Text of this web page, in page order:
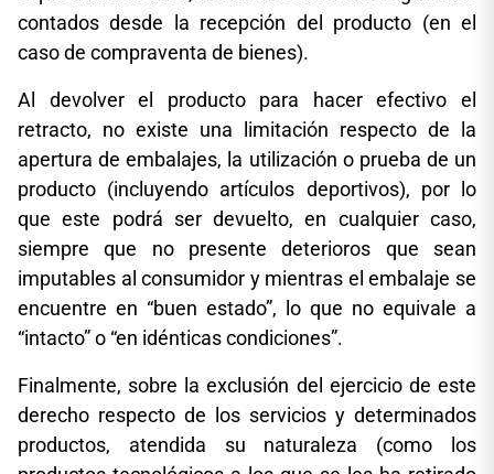
contados desde la recepción del producto (en el
caso de compraventa de bienes).
Al devolver el producto para hacer efectivo el
retracto, no existe una limitación respecto de la
apertura de embalajes, la utilización o prueba de un
producto (incluyendo artículos deportivos), por lo
que este podrá ser devuelto, en cualquier caso,
siempre que no presente deterioros que sean
imputables al consumidor y mientras el embalaje se
encuentre en “buen estado”, lo que no equivale a
“intacto” o “en idénticas condiciones”.
Finalmente, sobre la exclusión del ejercicio de este
derecho respecto de los servicios y determinados
productos, atendida su naturaleza (como los